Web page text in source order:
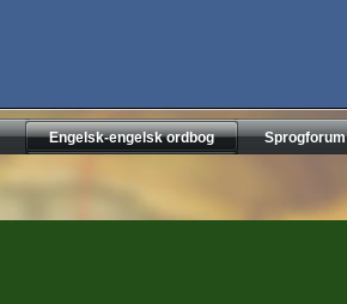
Engelsk-engelsk ordbog Sprogforum